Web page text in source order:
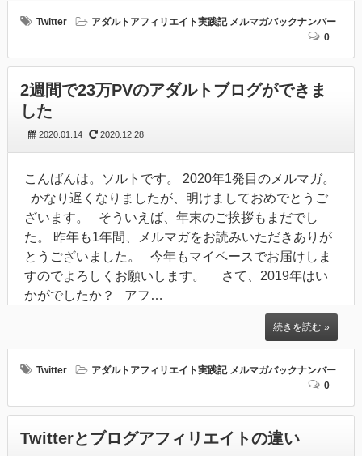
Twitter アダルトアフィリエイト実践記 メルマガバックナンバー
0
2週間で23万PVのアダルトブログができま
した
2020.01.14 2020.12.28
こんばんは。ソルトです。 2020年1発目のメルマガ。
かなり遅くなりましたが、明けましておめでとうご
ざいます。 そういえば、年末のご挨拶もまだでし
た。 昨年も1年間、メルマガをお読みいただきありが
とうございました。 今年もマイペースでお届けしま
すのでよろしくお願いします。 さて、2019年はい
かがでしたか？ アフ…
続きを読む »
Twitter アダルトアフィリエイト実践記 メルマガバックナンバー
0
Twitterとブログアフィリエイトの違い